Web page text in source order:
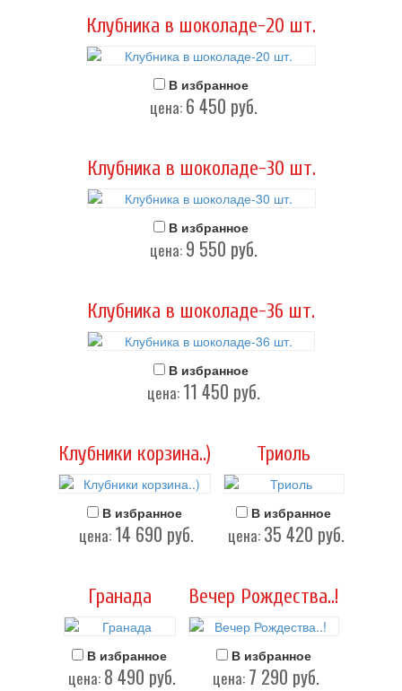
Клубника в шоколаде-20 шт.
В избранное
цена: 6 450 руб.
Клубника в шоколаде-30 шт.
В избранное
цена: 9 550 руб.
Клубника в шоколаде-36 шт.
В избранное
цена: 11 450 руб.
Клубники корзина..)
В избранное
цена: 14 690 руб.
Триоль
В избранное
цена: 35 420 руб.
Гранада
В избранное
цена: 8 490 руб.
Вечер Рождества..!
В избранное
цена: 7 290 руб.